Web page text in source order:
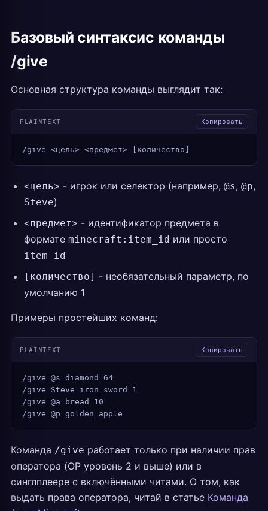
Базовый синтаксис команды
/give
Основная структура команды выглядит так:
PLAINTEXT Копировать
/give <цель> <предмет> [количество]
<цель> - игрок или селектор (например, @s, @p,
Steve)
<предмет> - идентификатор предмета в
формате minecraft:item_id или просто
item_id
[количество] - необязательный параметр, по
умолчанию 1
Примеры простейших команд:
PLAINTEXT Копировать
/give @s diamond 64
/give Steve iron_sword 1
/give @a bread 10
/give @p golden_apple
Команда /give работает только при наличии прав
оператора (OP уровень 2 и выше) или в
синглплеере с включёнными читами. О том, как
выдать права оператора, читай в статье Команда